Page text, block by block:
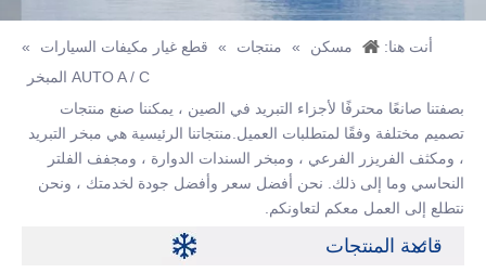
أنت هنا: مسكن » منتجات » قطع غيار مكيفات السيارات
»
AUTO A / C المبخر
بصفتنا صانعًا محترفًا لأجزاء التبريد في الصين ، يمكننا صنع منتجات
تصميم مختلفة وفقًا لمتطلبات العميل.منتجاتنا الرئيسية هي مبخر التبريد
، ومكثف الفريزر الفرعي ، ومبخر السندات الدوارة ، ومجفف الفلتر
النحاسي وما إلى ذلك. نحن أفضل سعر وأفضل جودة لخدمتك ، ونحن
نتطلع إلى العمل معكم لتعاونكم.
قائمة المنتجات